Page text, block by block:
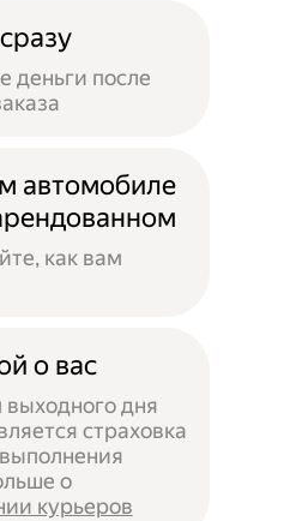
деньги после
автомобиле
как вам
о вас
дня
страховка
о
курьеров